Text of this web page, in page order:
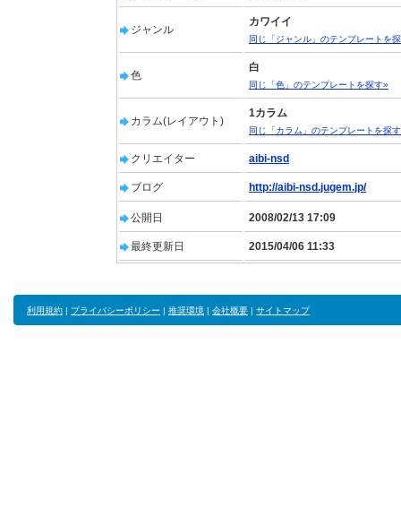
ジャンル
カワイイ
同じ「ジャンル」のテンプレートを
色
白
同じ「色」のテンプレートを探す»
カラム(レイアウト)
1カラム
同じ「カラム」のテンプレートを探
クリエイター aibi-nsd
ブログ http://aibi-nsd.jugem.jp/
公開日 2008/02/13 17:09
最終更新日 2015/04/06 11:33
利用規約 | プライバシーポリシー | 推奨環境 | 会社概要 | サイトマップ